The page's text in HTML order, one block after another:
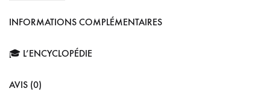
INFORMATIONS COMPLÉMENTAIRES
🎓 L’ENCYCLOPÉDIE
AVIS (0)